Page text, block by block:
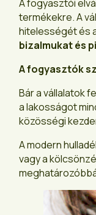
A fogyasztói
termékekre. A
hitelességét és
bizalmukat és
A fogyasztók
Bár a vállalatok
a lakosságot
közösségi
A modern
vagy a